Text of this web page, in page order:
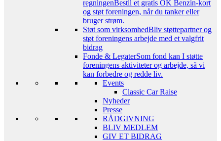
regningenBestil et gratis OK Benzin-kort
og støt foreningen, når du tanker eller
bruger strøm.
Støt som virksomhedBliv støttepartner og
støt foreningens arbejde med et valgfrit
bidrag
Fonde & LegaterSom fond kan I støtte
foreningens aktiviteter og arbejde, så vi
kan forbedre og redde liv.
Events
Classic Car Raise
Nyheder
Presse
RÅDGIVNING
BLIV MEDLEM
GIV ET BIDRAG